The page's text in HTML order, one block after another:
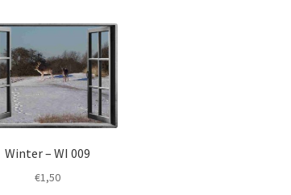
Winter – WI 009
€1,50